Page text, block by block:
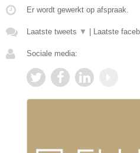
Er wordt gewerkt op afspraak.
Laatste tweets ▼ Laatste
Sociale media: